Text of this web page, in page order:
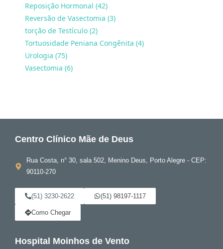
Reposição Hormonal (42)
Reversão de Vasectomia (3)
torção de Testículo (2)
Tortuosidade Peniana Congênita (4)
Urologia (75)
Vasectomia (6)
Centro Clínico Mãe de Deus
Rua Costa, n° 30, sala 502, Menino Deus, Porto Alegre - CEP:
90110-270
(51) 3230-2622 (51) 98197-1117
Como Chegar
Hospital Moinhos de Vento